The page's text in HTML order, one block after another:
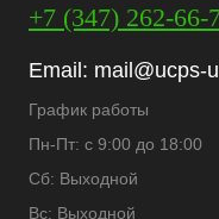
+7 (347) 262-66-
Email: mail@ucps-
График работы
Пн-Пт: с 9:00 до 18:00
Сб: Выходной
Вс: Выходной